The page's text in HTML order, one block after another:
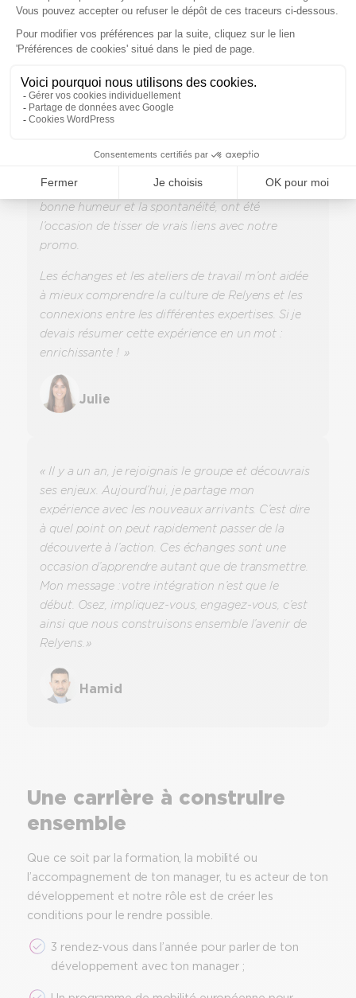
Une belle façon de se sentir rapidement partie
prenante du collectif. »
Lars
« J’ai eu la chance de participer au parcours
chez Relyens. Ces trois jours, marqués par la
bonne humeur et la spontanéité, ont été
l’occasion de tisser de vrais liens avec notre
promo.
Les échanges et les ateliers de travail m’ont aidée
à mieux comprendre la culture de Relyens et les
connexions entre les différentes expertises. Si je
devais résumer cette expérience en un mot :
enrichissante ! »
Julie
« Il y a un an, je rejoignais le groupe et découvrais
ses enjeux. Aujourd’hui, je partage mon
expérience avec les nouveaux arrivants. C’est dire
à quel point on peut rapidement passer de la
découverte à l’action. Ces échanges sont une
occasion d’apprendre autant que de transmettre.
Mon message : votre intégration n’est que le
début. Osez, impliquez-vous, engagez-vous, c’est
ainsi que nous construisons ensemble l’avenir de
Relyens. »
Hamid
Une carrière à construire
ensemble
Que ce soit par la formation, la mobilité ou
l’accompagnement de ton manager, tu es acteur de ton
développement et notre rôle est de créer les
conditions pour le rendre possible.
3 rendez-vous dans l’année pour parler de ton
développement avec ton manager ;